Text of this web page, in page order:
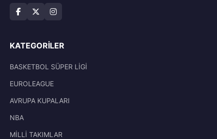
KATEGORILER
BASKETBOL SÜPER LİGİ
EUROLEAGUE
AVRUPA KUPALARI
NBA
MİLLİ TAKIMLAR